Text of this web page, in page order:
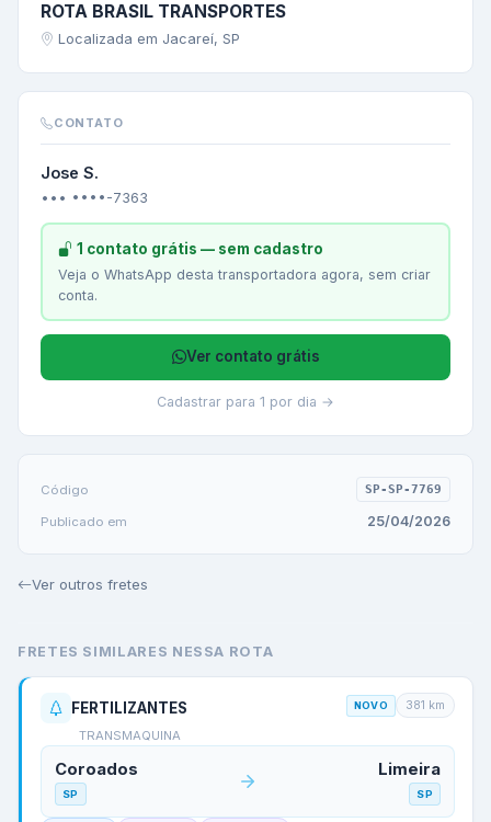
ROTA BRASIL TRANSPORTES
Localizada em Jacareí, SP
CONTATO
Jose S.
••• ••••-7363
1 contato grátis — sem cadastro
Veja o WhatsApp desta transportadora agora, sem criar
conta.
Ver contato grátis
Cadastrar para 1 por dia →
Código SP-SP-7769
Publicado em 25/04/2026
Ver outros fretes
FRETES SIMILARES NESSA ROTA
FERTILIZANTES
TRANSMAQUINA
NOVO 381 km
Coroados
SP
Limeira
SP